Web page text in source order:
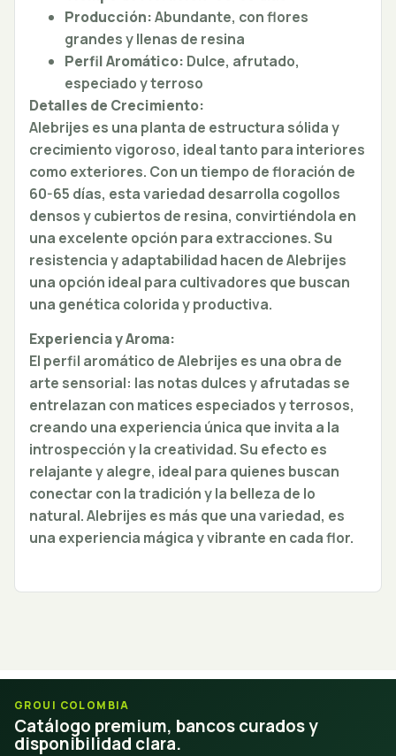
Producción:Abundante, con flores
grandes y llenas de resina
Perfil Aromático: Dulce, afrutado,
especiado y terroso
Detalles de Crecimiento:
Alebrijes es una planta de estructura sólida y
crecimiento vigoroso, ideal tanto para interiores
como exteriores. Con un tiempo de floración de
60-65 días, esta variedad desarrolla cogollos
densos y cubiertos de resina, convirtiéndola en
una excelente opción para extracciones. Su
resistencia y adaptabilidad hacen de Alebrijes
una opción ideal para cultivadores que buscan
una genética colorida y productiva.
Experiencia y Aroma:
El perfil aromático de Alebrijes es una obra de
arte sensorial: las notas dulces y afrutadas se
entrelazan con matices especiados y terrosos,
creando una experiencia única que invita a la
introspección y la creatividad. Su efecto es
relajante y alegre, ideal para quienes buscan
conectar con la tradición y la belleza de lo
natural. Alebrijes es más que una variedad, es
una experiencia mágica y vibrante en cada flor.
GROUI COLOMBIA
Catálogo premium, bancos curados y
disponibilidad clara.